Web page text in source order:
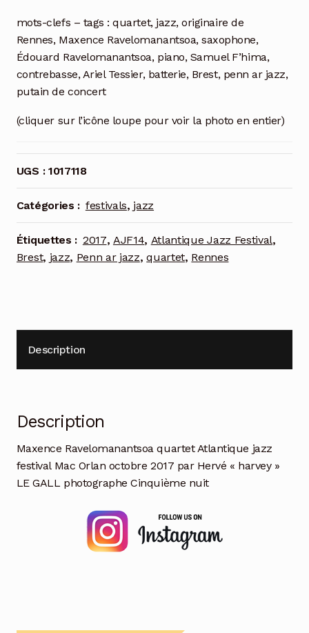
mots-clefs – tags : quartet, jazz, originaire de
Rennes, Maxence Ravelomanantsoa, saxophone,
Édouard Ravelomanantsoa, piano, Samuel F’hima,
contrebasse, Ariel Tessier, batterie, Brest, penn ar jazz,
putain de concert
(cliquer sur l’icône loupe pour voir la photo en entier)
UGS : 1017118
Catégories : festivals, jazz
Étiquettes : 2017, AJF14, Atlantique Jazz Festival,
Brest, jazz, Penn ar jazz,quartet, Rennes
Description
Description
Maxence Ravelomanantsoa quartet Atlantique jazz
festival Mac Orlan octobre 2017 par Hervé « harvey »
LE GALL photographe Cinquième nuit